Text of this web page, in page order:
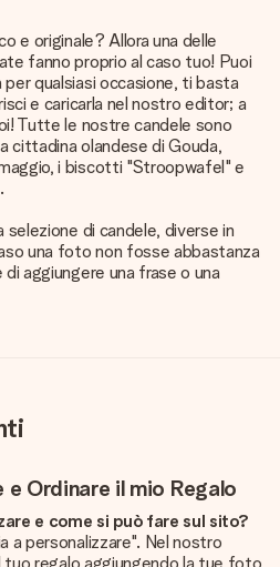
e originale? Allora una delle
fanno proprio al caso tuo! Puoi
qualsiasi occasione, ti basta
e caricarla nel nostro editor; a
Tutte le nostre candele sono
cittadina olandese di Gouda,
i biscotti "Stroopwafel" e
di candele, diverse in
una foto non fosse abbastanza
aggiungere una frase o una
e Ordinare il mio Regalo
e come si può fare sul sito?
a personalizzare". Nel nostro